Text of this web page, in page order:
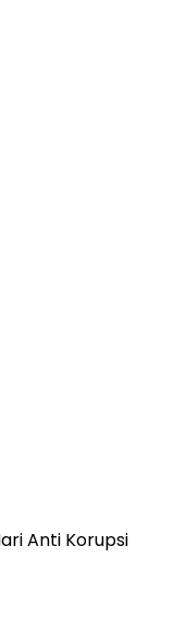
Anti Korupsi